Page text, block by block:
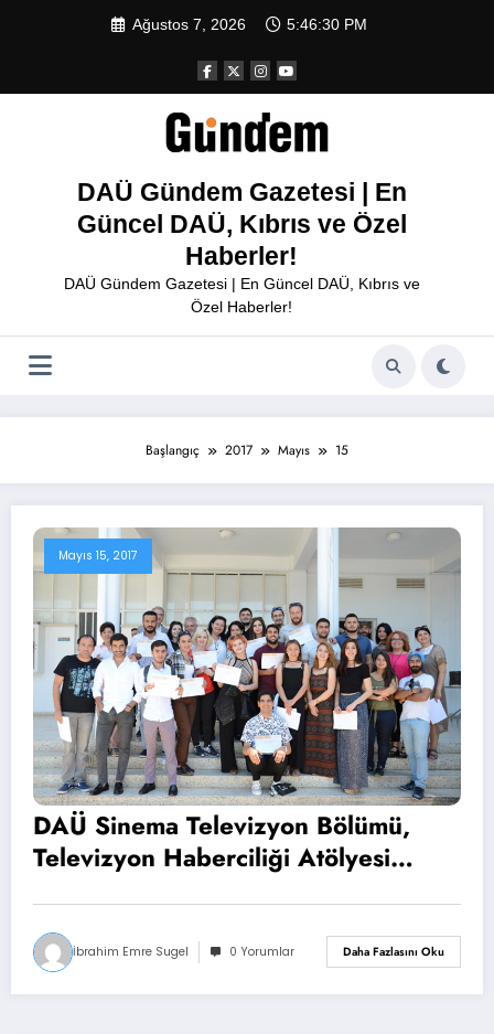
Ağustos 7, 2026 5:46:30 PM
DAÜ Gündem Gazetesi | En
Güncel DAÜ, Kıbrıs ve Özel
Haberler!
DAÜ Gündem Gazetesi | En Güncel DAÜ, Kıbrıs ve
Özel Haberler!
Başlangıç 2017 Mayıs 15
Mayıs 15, 2017
DAÜ Sinema Televizyon Bölümü,
Televizyon Haberciliği Atölyesi
İbrahim Emre Sugel 0 Yorumlar Daha Fazlasını Oku